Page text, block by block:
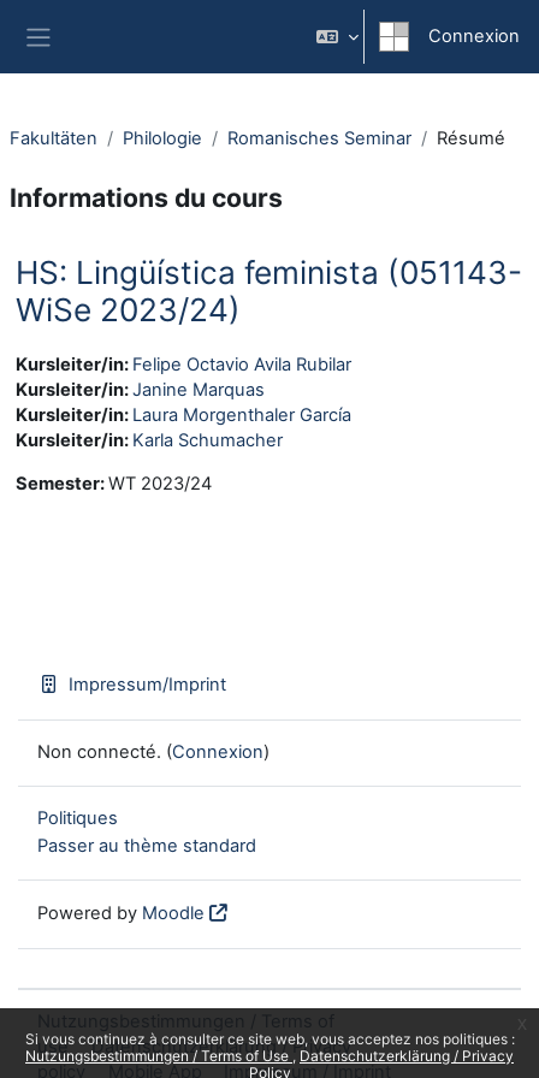
Si vous continuez à consulter ce site web, vous acceptez nos politiques :
Nutzungsbestimmungen / Terms of Use
Datenschutzerklärung / Privacy
Policy
Connexion
Fakultäten Philologie Romanisches Seminar Résumé
Informations du cours
HS: Lingüística feminista (051143-
WiSe 2023/24)
Kursleiter/in: Felipe Octavio Avila Rubilar
Kursleiter/in:Janine Marquas
Kursleiter/in: Laura Morgenthaler García
Kursleiter/in: Karla Schumacher
Semester:WT 2023/24
Impressum/Imprint
Non connecté. (Connexion)
Politiques
Passer au thème standard
Powered by Moodle
use
Datenschutzerklärung / Privacy
policy
Mobile App Impressum / Imprint